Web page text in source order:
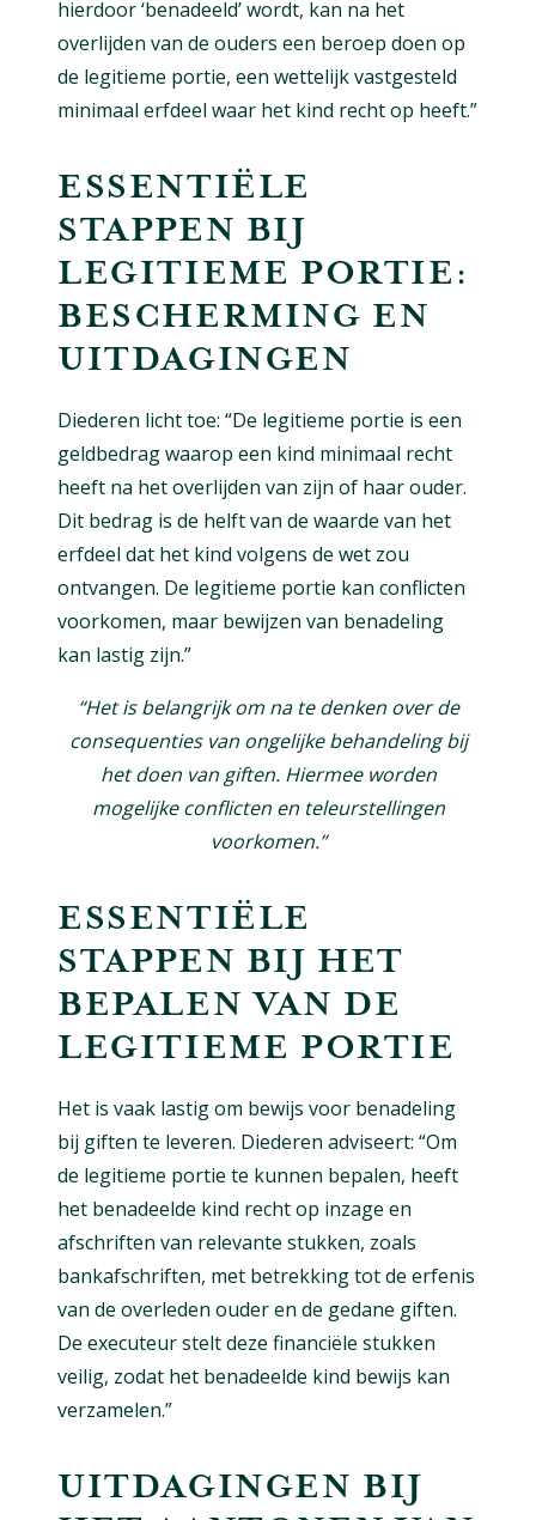
hierdoor ‘benadeeld’ wordt, kan na het
overlijden van de ouders een beroep doen op
de legitieme portie, een wettelijk vastgesteld
minimaal erfdeel waar het kind recht op heeft.”
ESSENTIËLE
STAPPEN BIJ
LEGITIEME PORTIE:
BESCHERMING EN
UITDAGINGEN
Diederen licht toe: “De legitieme portie is een
geldbedrag waarop een kind minimaal recht
heeft na het overlijden van zijn of haar ouder.
Dit bedrag is de helft van de waarde van het
erfdeel dat het kind volgens de wet zou
ontvangen. De legitieme portie kan conflicten
voorkomen, maar bewijzen van benadeling
kan lastig zijn.”
“Het is belangrijk om na te denken over de
consequenties van ongelijke behandeling bij
het doen van giften. Hiermee worden
mogelijke conflicten en teleurstellingen
voorkomen.”
ESSENTIËLE
STAPPEN BIJ HET
BEPALEN VAN DE
LEGITIEME PORTIE
Het is vaak lastig om bewijs voor benadeling
bij giften te leveren. Diederen adviseert: “Om
de legitieme portie te kunnen bepalen, heeft
het benadeelde kind recht op inzage en
afschriften van relevante stukken, zoals
bankafschriften, met betrekking tot de erfenis
van de overleden ouder en de gedane giften.
De executeur stelt deze financiële stukken
veilig, zodat het benadeelde kind bewijs kan
verzamelen.”
UITDAGINGEN BIJ